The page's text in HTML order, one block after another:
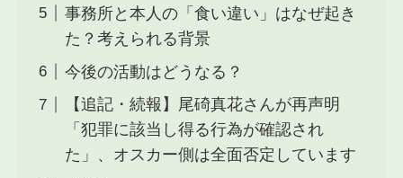
事務所と本人の「食い違い」はなぜ起き
た？考えられる背景
今後の活動はどうなる？
【追記・続報】尾碕真花さんが再声明
「犯罪に該当し得る行為が確認され
た」、オスカー側は全面否定しています